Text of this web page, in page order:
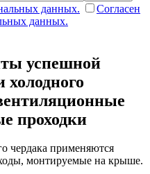
данных.
Согласен
данных.
успешной
проходки
чердака применяются
монтируемые на крыше.